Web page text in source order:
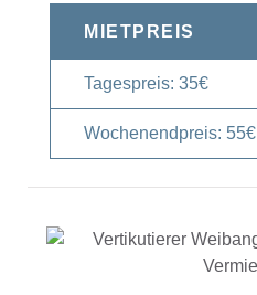
MIETPREIS
Tagespreis: 35€
Wochenendpreis: 55€